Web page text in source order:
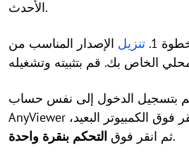
الأحدث.
1. تنزيل الإصدار المناسب من AnyViewer على
2. قم بتسجيل الدخول إلى نفس حساب
فوق الكمبيوتر البعيد،
ثم انقر فوق التحكم بنقرة واحدة .